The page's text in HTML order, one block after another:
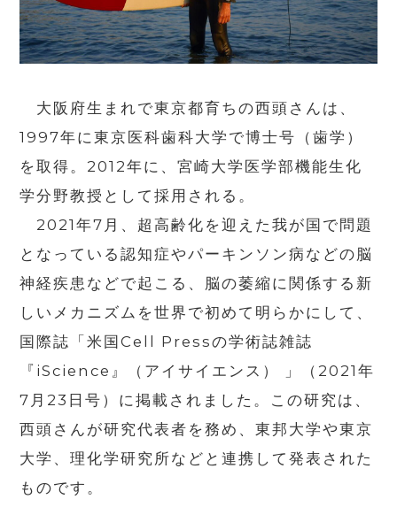
大阪府生まれで東京都育ちの西頭さんは、
1997年に東京医科歯科大学で博士号（歯学）
を取得。2012年に、宮崎大学医学部機能生化
学分野教授として採用される。
2021年7月、超高齢化を迎えた我が国で問題
となっている認知症やパーキンソン病などの脳
神経疾患などで起こる、脳の萎縮に関係する新
しいメカニズムを世界で初めて明らかにして、
国際誌「米国Cell Pressの学術誌雑誌
『iScience』（アイサイエンス） 」（2021年
7月23日号）に掲載されました。この研究は、
西頭さんが研究代表者を務め、東邦大学や東京
大学、理化学研究所などと連携して発表された
ものです。